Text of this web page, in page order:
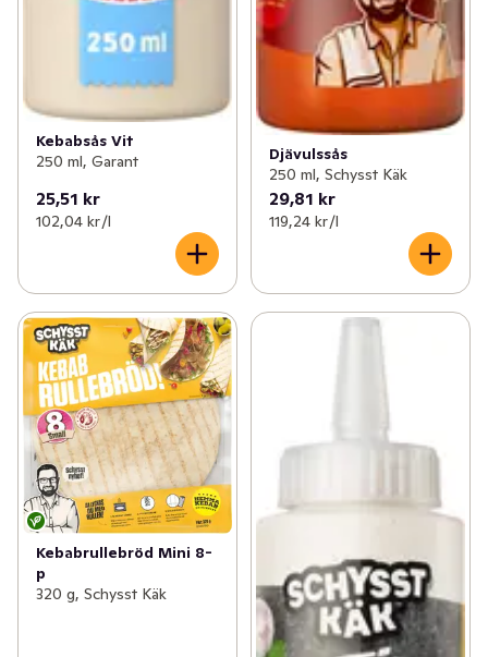
Kebabsås Vit
250 ml, Garant
25,51 kr
102,04 kr /l
Djävulssås
250 ml, Schysst Käk
29,81 kr
119,24 kr /l
Kebabrullebröd Mini 8-
p
320 g, Schysst Käk